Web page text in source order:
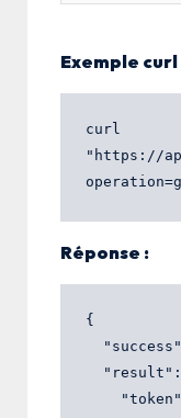
Exemple curl
curl
"https://
Réponse :
{